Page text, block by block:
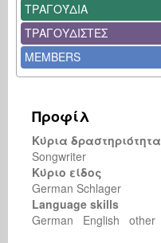
ΤΡΑΓΟΎΔΙΑ
ΤΡΑΓΟΥΔΙΣΤΈΣ
MEMBERS
Προφίλ
Κύρια δραστηριότητα
Songwriter
Κύριο είδος
German Schlager
Language skills
German English other